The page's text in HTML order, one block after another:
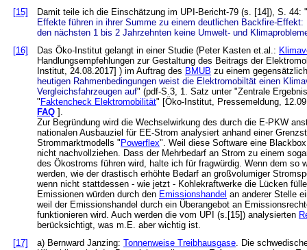
[15]
Damit teile ich die Einschätzung im UPI-Bericht-79 (s. [14]), S. 44: "
Effekte führen in ihrer Summe zu einem deutlichen Backfire-
den nächsten 1 bis 2 Jahrzehnten keine Umwelt- und
[16]
Das Öko-Institut gelangt in einer Studie (Peter Kasten et.al.:
Handlungsempfehlungen zur Gestaltung des Beitrags der
Institut, 24.08.2017] ) im Auftrag des BMUB zu einem
heutigen Rahmenbedingungen weist die Elektromobiltät einen
Vergleichsfahrzeugen auf" (pdf-S.3, 1. Satz unter "Zentrale
" Faktencheck Elektromobilität" [Öko-Institut, Pressemeldung,
FAQ ].
Zur Begründung wird die Wechselwirkung des durch die E-PKW
nationalen Ausbauziel für EE-Strom analysiert anhand einer
Strommarktmodells " Powerflex". Weil diese Software eine
nicht nachvollziehen. Dass der Mehrbedarf an Strom zu einem
des Ökostroms führen wird, halte ich für fragwürdig. Wenn dem so
werden, wie der drastisch erhöhte Bedarf an großvolumiger
wenn nicht stattdessen - wie jetzt - Kohlekraftwerke die Lücken
Emissionen würden durch den Emissionshandel an anderer Stelle
weil der Emissionshandel durch ein Überangebot an
funktionieren wird. Auch werden die vom UPI (s.[15]) analysierten
berücksichtigt, was m.E. aber wichtig ist.
[17]
a) Bernward Janzing: Tonnenweise Treibhausgase. Die